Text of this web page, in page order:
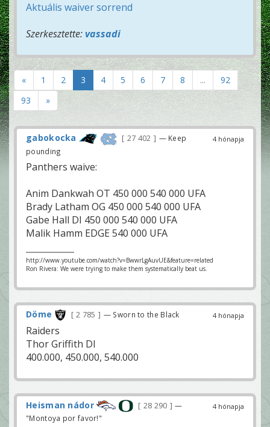
Aktuális waiver sorrend
Szerkesztette:vassadi
« 1 2 3 4 5 6 7 8 ...
92
93
»
4 hónapja
gabokocka 27 402
— Keep
pounding
Panthers waive:
Anim Dankwah OT 450 000 540 000 UFA
Brady Latham OG 450 000 540 000 UFA
Gabe Hall DI 450 000 540 000 UFA
Malik Hamm EDGE 540 000 UFA
http://www.youtube.com/watch?v=BwwrLgAuvUE&feature=related
Ron Rivera: We were trying to make them systematically beat us.
4 hónapja
Döme 2 785 — Sworn to the Black
Raiders
Thor Griffith DI
400.000, 450.000, 540.000
4 hónapja
Heisman nádor 28 290
—
"Montoya por favor!"